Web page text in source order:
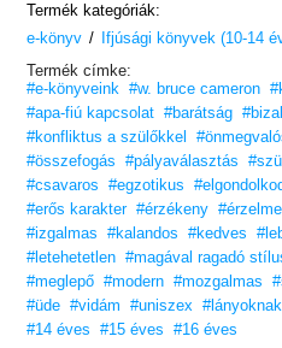
Szórakoztató,
a fiatal olvasóknak, hogy a
Hagyd, hogy téged
„Elbűvölő történet a
és hatalmas
„Ha te is szereted a
ezt a csodálatos történetet.”
„Csodálatos mese egy fiú
Szívmelengető és
állatszerető olvasó élvezni
felnőtt.”–
14 éves
Termék kategóriák:
e-könyv /
Ifjúsági könyvek (10-14
Termék címke:
#e-könyveink #w. bruce cameron
#apa-fiú kapcsolat #barátság
#konfliktus a szülőkkel
#összefogás
#pályaválasztás
#csavaros
#egzotikus
#erős karakter #érzékeny
#izgalmas
#kalandos #kedves
#letehetetlen #magával ragadó
#meglepő #modern #mozgalmas
#üde #vidám #uniszex
#14 éves
#15 éves #16 éves